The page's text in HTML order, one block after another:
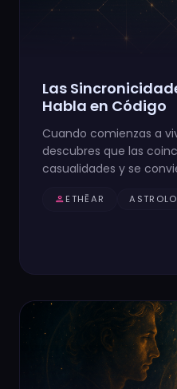
Las
Habla en Código
Cuando comienzas a
descubres que las
casualidades y se
personETHĒAR